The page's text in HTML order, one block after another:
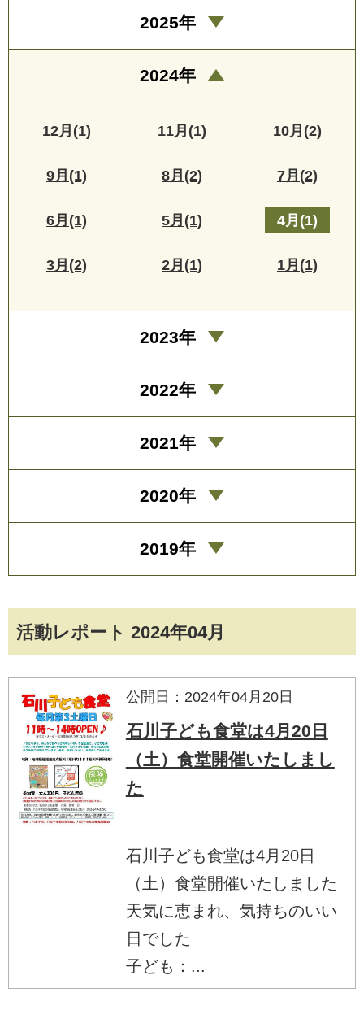
活動レポート 2024年04月
公開日：2024年04月20日
石川子ども食堂は4月20日
（土）食堂開催いたしまし
た
石川子ども食堂は4月20日
（土）食堂開催いたしました
天気に恵まれ、気持ちのいい
日でした
子ども：...
2025年
2024年
12月(1) 11月(1) 10月(2)
9月(1) 8月(2) 7月(2)
6月(1) 5月(1) 4月(1)
3月(2) 2月(1) 1月(1)
2023年
2022年
2021年
2020年
2019年